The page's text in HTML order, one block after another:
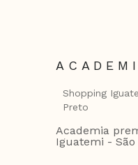
Shopping
Preto
Academia
Iguatemi - São